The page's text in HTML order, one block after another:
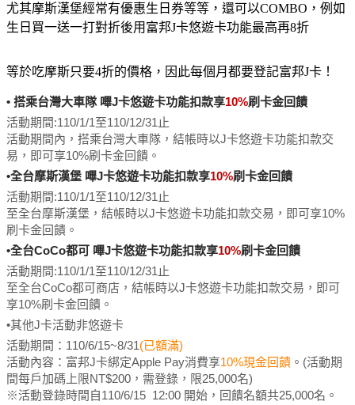
尤其摩斯漢堡經常有優惠生日券等等，還可以COMBO，例如
生日買一送一打對折後用富邦J卡悠遊卡功能最高再8折
等於吃摩斯只要4折的價格，因此每個月都要登記富邦J卡！
• 搭乘台灣大車隊 嗶J卡悠遊卡功能扣款享10%刷卡金回饋
活動期間:110/1/1至110/12/31止
活動期間內，搭乘台灣大車隊，結帳時以J卡悠遊卡功能扣款交
易，即可享10%刷卡金回饋。
•全台摩斯漢堡 嗶J卡悠遊卡功能扣款享10%刷卡金回饋
活動期間:110/1/1至110/12/31止
至全台摩斯漢堡，結帳時以J卡悠遊卡功能扣款交易，即可享10%
刷卡金回饋。
•全台CoCo都可 嗶J卡悠遊卡功能扣款享10%刷卡金回饋
活動期間:110/1/1至110/12/31止
至全台CoCo都可商店，結帳時以J卡悠遊卡功能扣款交易，即可
享10%刷卡金回饋。
•其他J卡活動非悠遊卡
活動期間：110/6/15~8/31(已額滿)
活動內容：富邦J卡綁定Apple Pay消費享10%現金回饋 。(活動期
間每戶加碼上限NT$200，需登錄，限25,000名)
※活動登錄時間自110/6/15 12:00 開始，回饋名額共25,000名。